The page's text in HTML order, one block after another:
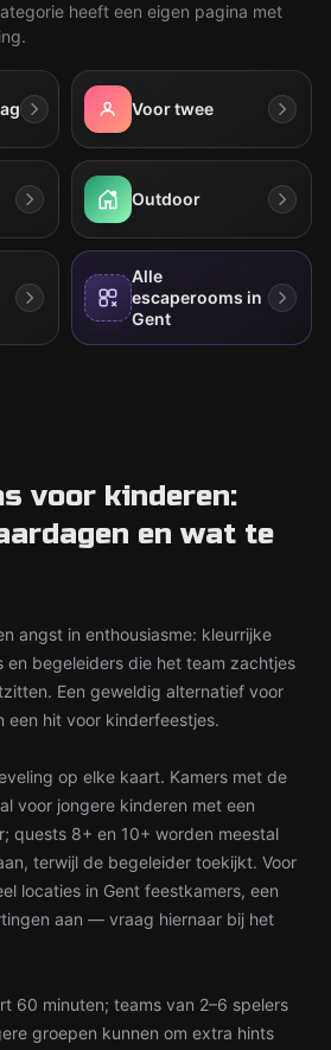
heeft een eigen pagina met
Voor twee
Outdoor
Alle
escaperooms in
Gent
voor kinderen:
en wat te
angst in enthousiasme: kleurrijke
begeleiders die het team zachtjes
Een geweldig alternatief voor
een hit voor kinderfeestjes.
op elke kaart. Kamers met de
voor jongere kinderen met een
quests 8+ en 10+ worden meestal
terwijl de begeleider toekijkt. Voor
locaties in Gent feestkamers, een
aan — vraag hiernaar bij het
60 minuten; teams van 2–6 spelers
groepen kunnen om extra hints